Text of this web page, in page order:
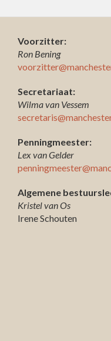
Voorzitter:
Ron Bening
voorzitter@
Secretariaat:
Wilma van Vessem
Penningmeester:
Lex van Gelder
Algemene
Kristel van Os
Irene Schouten